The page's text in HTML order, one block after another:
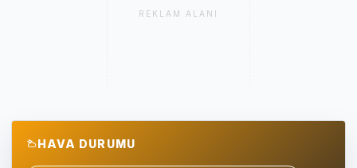
REKLAM ALANI
HAVA DURUMU